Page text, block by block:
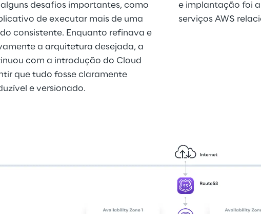
desafios importantes, como
de executar mais de uma
consistente. Enquanto refinava e
a arquitetura desejada, a
com a introdução do Cloud
que tudo fosse claramente
e versionado.
e implantação foi
serviços AWS